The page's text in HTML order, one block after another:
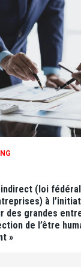
(loi
à
des grandes
de l’être
»